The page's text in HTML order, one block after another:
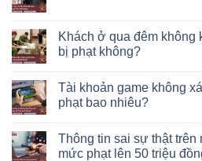
Khách ở qua đêm không
bị phạt không?
Tài khoản game không
phạt bao nhiêu?
Thông tin sai sự thật trên
mức phạt lên 50 triệu